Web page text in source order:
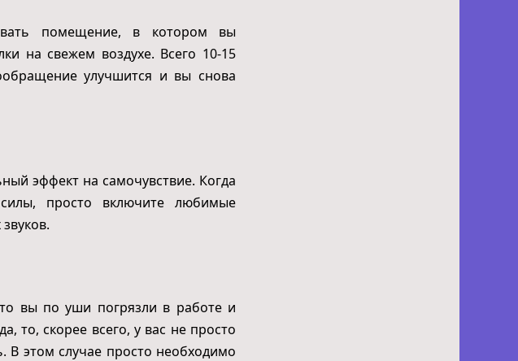
помещение, в котором вы
на свежем воздухе. Всего 10-15
улучшится и вы снова
эффект на самочувствие. Когда
просто включите любимые
вы по уши погрязли в работе и
то, скорее всего, у вас не просто
В этом случае просто необходимо